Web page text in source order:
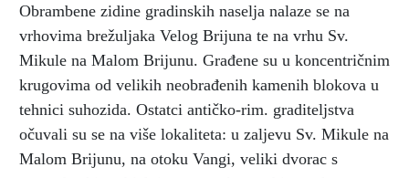
Obrambene zidine gradinskih naselja nalaze se na
vrhovima brežuljaka Velog Brijuna te na vrhu Sv.
Mikule na Malom Brijunu. Građene su u koncentričnim
krugovima od velikih neobrađenih kamenih blokova u
tehnici suhozida. Ostatci antičko-rim. graditeljstva
očuvali su se na više lokaliteta: u zaljevu Sv. Mikule na
Malom Brijunu, na otoku Vangi, veliki dvorac s